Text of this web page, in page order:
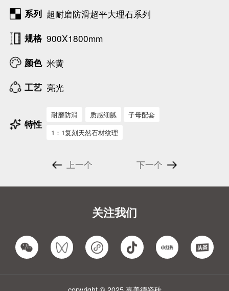
系列 超耐磨防滑超平大理石系列
规格 900X1800mm
颜色 米黄
工艺 亮光
特性
耐磨防滑 质感细腻
子母配套
1：1复刻天然石材纹理
上一个 下一个
关注我们